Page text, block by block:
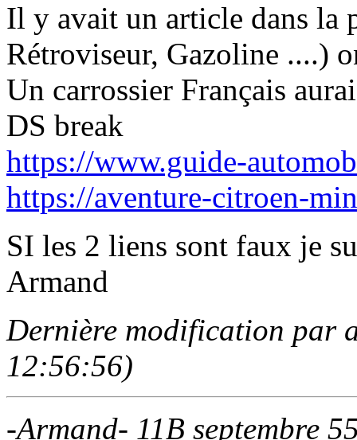
Il y avait un article dans la
Rétroviseur, Gazoline ....)
Un carrossier Français
DS break
https://www.guide-
https://aventure-citroen-
SI les 2 liens sont faux je
Armand
Dernière modification par
12:56:56)
-Armand- 11B septembre